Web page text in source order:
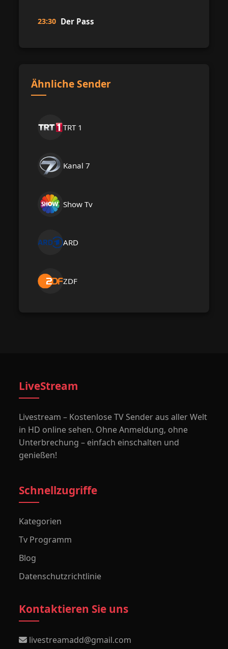
23:30 Der Pass
Ähnliche Sender
TRT 1
Kanal 7
Show Tv
ARD
ZDF
LiveStream
Livestream – Kostenlose TV Sender aus aller Welt
in HD online sehen. Ohne Anmeldung, ohne
Unterbrechung – einfach einschalten und
genießen!
Schnellzugriffe
Kategorien
Tv Programm
Blog
Datenschutzrichtlinie
Kontaktieren Sie uns
livestreamadd@gmail.com